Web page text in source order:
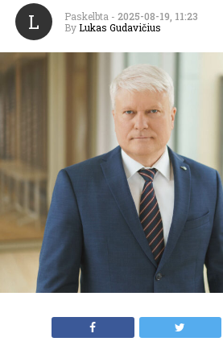
L Paskelbta - 2025-08-19, 11:23
By Lukas Gudavičius